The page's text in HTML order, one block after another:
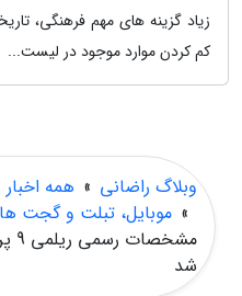
زیاد گزینه های مهم فرهنگی،
کم کردن موارد موجود در لیست...
وبلاگ راضانی » همه
» موبایل، تبلت و گجت ها
شد